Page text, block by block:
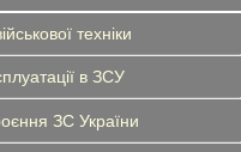
техніки
в ЗСУ
ЗС України